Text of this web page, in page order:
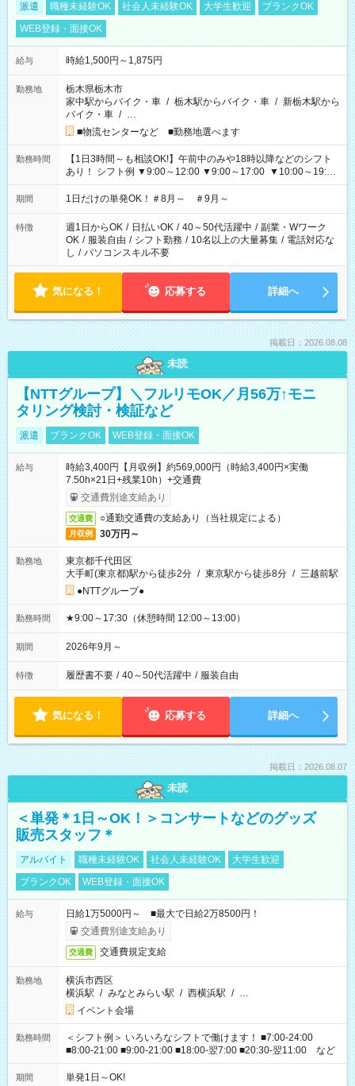
派遣 職種未経験OK 社会人未経験OK 大学生歓迎
ブランクOK
WEB登録・面接OK
給与 時給1,500円～1,875円
勤務地
栃木県栃木市
家中駅からバイク・車 / 栃木駅からバイク・車 / 新栃木駅から
バイク・車 / …
■物流センターなど ■勤務地選べます
勤務時間
【1日3時間～も相談OK!】午前中のみや18時以降などのシフト
あり！ シフト例 ▼9:00～12:00 ▼9:00～17:00 ▼10:00～19:00
▼18:00～21:00
期間 1日だけの単発OK！＃8月～ ＃9月～
特徴 週1日からOK / 日払いOK / 40～50代活躍中 / 副業・Wワーク
OK / 服装自由 / シフト勤務 / 10名以上の大量募集 / 電話対応な
し / パソコンスキル不要
気になる！ 応募する 詳細へ
掲載日：2026.08.08
未読
【NTTグループ】＼フルリモOK／月56万↑モニ
タリング検討・検証など
派遣 ブランクOK WEB登録・面接OK
給与
時給3,400円【月収例】約569,000円（時給3,400円×実働
7.50h×21日+残業10h）+交通費
交通費別途支給あり
交通費 ○通勤交通費の支給あり（当社規定による）
月収例 30万円～
勤務地
東京都千代田区
大手町(東京都)駅から徒歩2分 / 東京駅から徒歩8分 / 三越前駅
●NTTグループ●
勤務時間 ★9:00～17:30（休憩時間 12:00～13:00）
期間 2026年9月～
特徴 履歴書不要 / 40～50代活躍中 / 服装自由
気になる！ 応募する 詳細へ
掲載日：2026.08.07
未読
＜単発＊1日～OK！＞コンサートなどのグッズ
販売スタッフ＊
アルバイト 職種未経験OK 社会人未経験OK
大学生歓迎
ブランクOK
WEB登録・面接OK
給与
日給1万5000円～ ■最大で日給2万8500円！
交通費別途支給あり
交通費 交通費規定支給
勤務地
横浜市西区
横浜駅 / みなとみらい駅 / 西横浜駅 / …
イベント会場
勤務時間
＜シフト例＞ いろいろなシフトで働けます！ ■7:00-24:00
■8:00-21:00 ■9:00-21:00 ■18:00-翌7:00 ■20:30-翌11:00 など
期間 単発1日～OK!